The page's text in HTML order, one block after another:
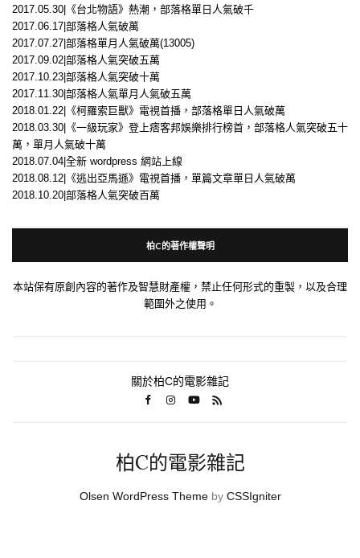
2017.05.30|《台北物語》熱潮，部落格單日人氣破千
2017.06.17|部落格人氣破萬
2017.07.27|部落格單月人氣破萬(13005)
2017.09.02|部落格人氣突破五萬
2017.10.23|部落格人氣突破十萬
2017.11.30|部落格人氣單月人氣破五萬
2018.01.22|《柯羅索巨獸》電視首播，部落格單日人氣破萬
2018.03.30|《一級玩家》登上痞客邦娛樂排行榜首，部落格人氣突破五十
萬，單月人氣破十萬
2018.07.04|全新 wordpress 網站上線
2018.08.12|《逃出亞馬遜》電視首播，單篇文章單日人氣破萬
2018.10.20|部落格人氣突破百萬
柏C的著作權聲明
本站保有原創內容的著作及智慧財產權，禁止任何形式的重製，以及合理
範圍外之使用。
關於柏C的電影雜記
柏C的電影雜記
Olsen WordPress Themeby CSSIgniter